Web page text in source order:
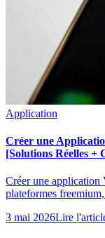
Application
Créer une
[Solutions Réelles +
Créer une
plateformes
3 mai 2026Lire